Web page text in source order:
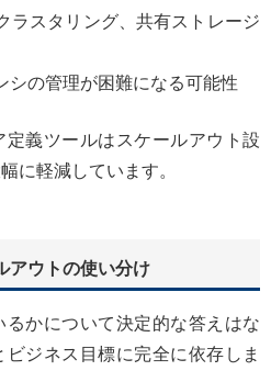
ラスタリング、共有ストレージ
シの管理が困難になる可能性
義ツールはスケールアウト設
に軽減しています。
アウトの使い分け
かについて決定的な答えはな
ジネス目標に完全に依存しま